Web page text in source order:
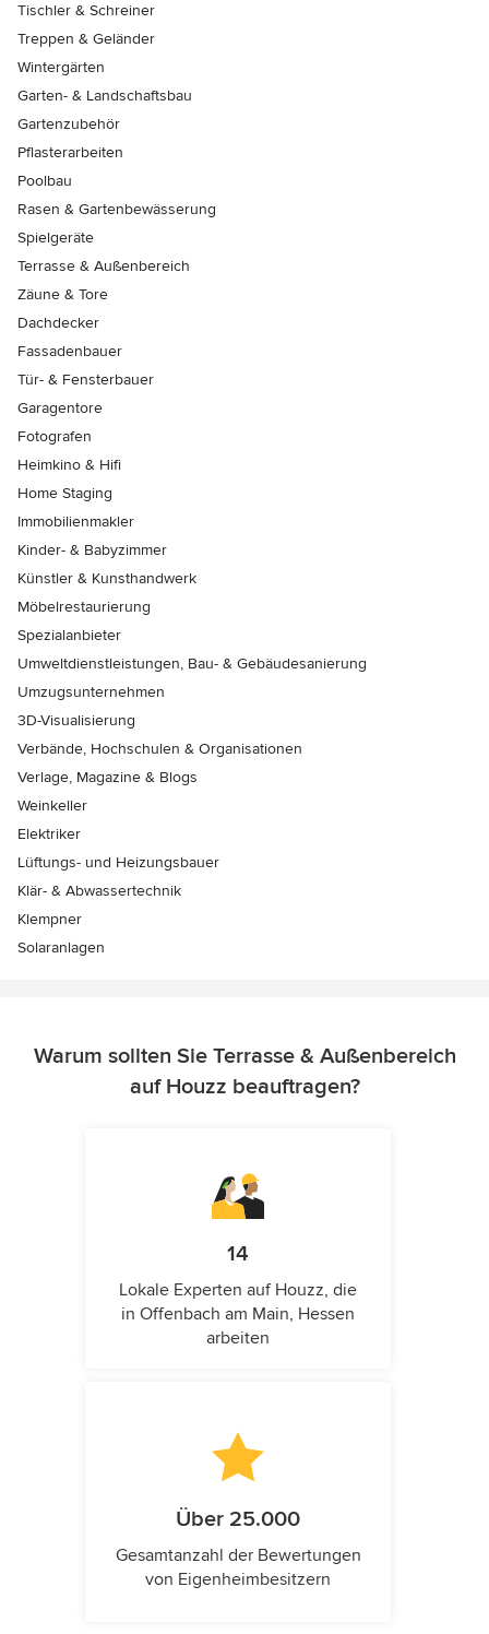
Tischler & Schreiner
Treppen & Geländer
Wintergärten
Garten- & Landschaftsbau
Gartenzubehör
Pflasterarbeiten
Poolbau
Rasen & Gartenbewässerung
Spielgeräte
Terrasse & Außenbereich
Zäune & Tore
Dachdecker
Fassadenbauer
Tür- & Fensterbauer
Garagentore
Fotografen
Heimkino & Hifi
Home Staging
Immobilienmakler
Kinder- & Babyzimmer
Künstler & Kunsthandwerk
Möbelrestaurierung
Spezialanbieter
Umweltdienstleistungen, Bau- & Gebäudesanierung
Umzugsunternehmen
3D-Visualisierung
Verbände, Hochschulen & Organisationen
Verlage, Magazine & Blogs
Weinkeller
Elektriker
Lüftungs- und Heizungsbauer
Klär- & Abwassertechnik
Klempner
Solaranlagen
Warum sollten Sie Terrasse & Außenbereich
auf Houzz beauftragen?
14
Lokale Experten auf Houzz, die
in Offenbach am Main, Hessen
arbeiten
Über 25.000
Gesamtanzahl der Bewertungen
von Eigenheimbesitzern